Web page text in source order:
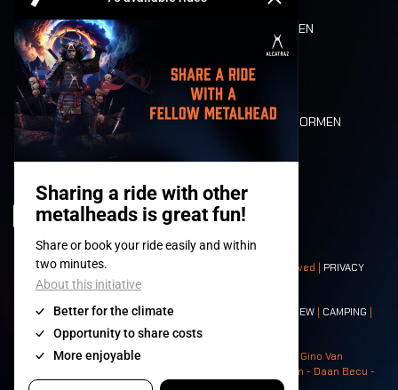
ETEN EN DRINKEN
MOBILITEIT
LONE WOLVES
PLATTEGROND
DEATH RIDE
WAARDEN EN NORMEN
HISTORIEK
© 2008-2026- Apache Productions VZW – All rights reserved | PRIVACY
POLICY|ALGEMENE VOORWAARDEN
Contact:GENERAL| PARTNERSHIPS CREW | CAMPING |
NEIGHBOURS
Photos: Ann Kermans - Hans Van Hoof - Eliaz Bruggeman - Gino Van
Lancker - Tim Tronckoe - Elsie Roymans - Stijn Verbruggen - Daan Becu -
Claus Christa - Devid Camerlynck